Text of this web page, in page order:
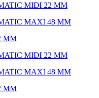
MIDI 22 ММ
MAXI 48 ММ
ММ
MIDI 22 ММ
MAXI 48 ММ
ММ